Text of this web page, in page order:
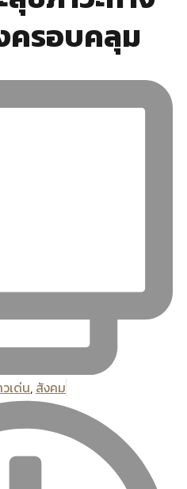
ครอบคลุม
วเด่น, สังคม